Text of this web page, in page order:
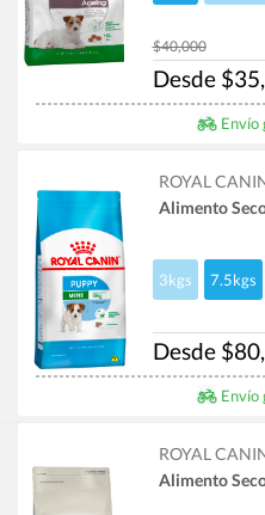
$40,000
Desde
Envío
ROYAL
Alimento
3kgs 7.5kgs
Desde
Envío
ROYAL
Alimento